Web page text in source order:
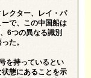
クター、レイ・パ
ーで、この中国船は
6つの異なる識別
た。
を持っているとい
態にあることを示